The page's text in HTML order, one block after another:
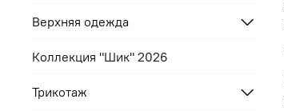
Верхняя одежда
Коллекция "Шик" 2026
Трикотаж